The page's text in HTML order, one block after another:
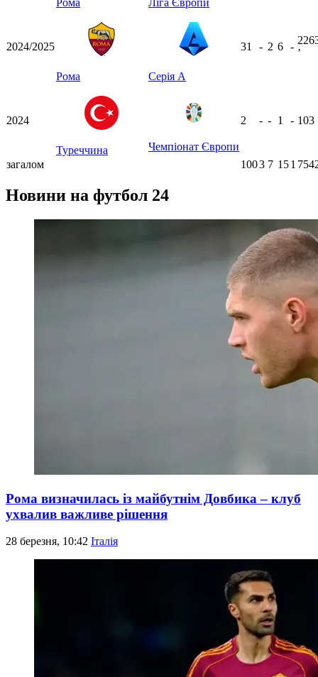
Рома Ліга Європи
2024/2025
Рома Серія А
31 - 2 6 -
ʼ
2024
Туреччина Чемпіонат Європи
2 - - 1 - 103
загалом 1003 7 151
Новини на футбол 24
Рома визначилась із майбутнім Довбика – клуб
ухвалив важливе рішення
28 березня, 10:42 Італія